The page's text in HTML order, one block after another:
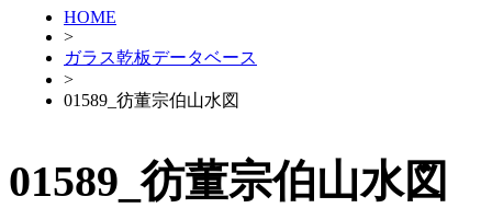
HOME
>
ガラス乾板データベース
>
01589_彷董宗伯山水図
01589_彷董宗伯山水図